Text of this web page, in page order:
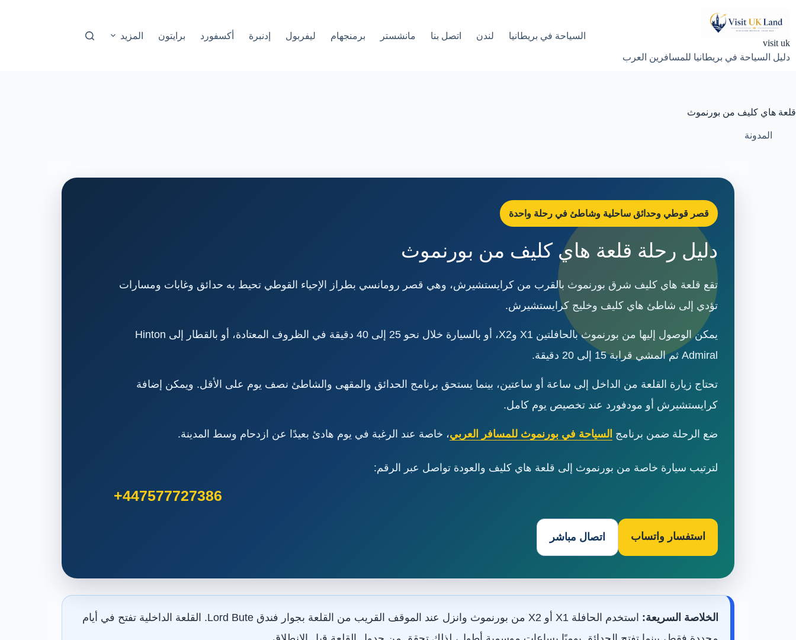
المحتوى
visit uk
دليل السياحة في بريطانيا للمسافرين العرب
السياحة في بريطانيا لندن اتصل بنا مانشستر برمنجهام ليفربول إدنبرة أكسفورد برايتون المزيد
قلعة هاي كليف من بورنموث
المدونة
قصر قوطي وحدائق ساحلية وشاطئ في رحلة واحدة
دليل رحلة قلعة هاي كليف من بورنموث
تقع قلعة هاي كليف شرق بورنموث بالقرب من كرايستشيرش، وهي قصر رومانسي بطراز الإحياء القوطي تحيط به حدائق وغابات ومسارات
تؤدي إلى شاطئ هاي كليف وخليج كرايستشيرش.
يمكن الوصول إليها من بورنموث بالحافلتين X1 وX2، أو بالسيارة خلال نحو 25 إلى 40 دقيقة في الظروف المعتادة، أو بالقطار إلى Hinton
Admiral ثم المشي قرابة 15 إلى 20 دقيقة.
تحتاج زيارة القلعة من الداخل إلى ساعة أو ساعتين، بينما يستحق برنامج الحدائق والمقهى والشاطئ نصف يوم على الأقل. ويمكن إضافة
كرايستشيرش أو مودفورد عند تخصيص يوم كامل.
ضع الرحلة ضمن برنامج السياحة في بورنموث للمسافر العربي، خاصة عند الرغبة في يوم هادئ بعيدًا عن ازدحام وسط المدينة.
لترتيب سيارة خاصة من بورنموث إلى قلعة هاي كليف والعودة تواصل عبر الرقم:
+447577727386
استفسار واتساب اتصال مباشر
الخلاصة السريعة:
استخدم الحافلة X1 أو X2 من بورنموث وانزل عند الموقف القريب من القلعة بجوار فندق Lord Bute. القلعة الداخلية تفتح في أيام